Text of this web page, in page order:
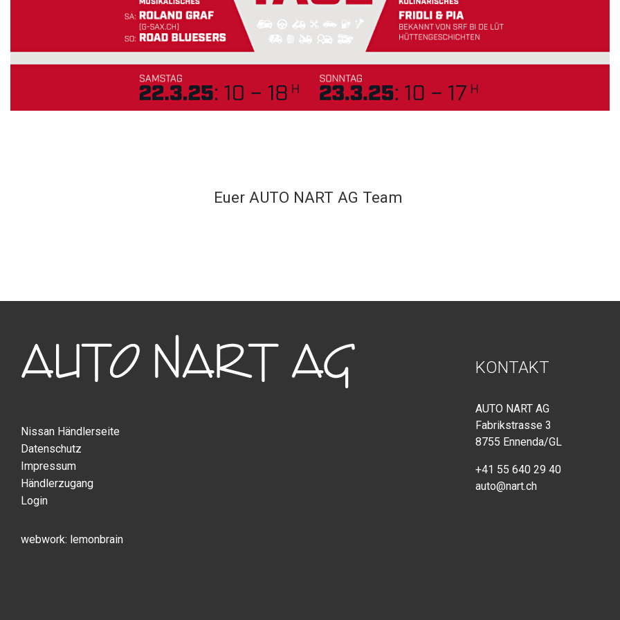
Euer AUTO NART AG Team
Nissan Händlerseite
Datenschutz
Impressum
Händlerzugang
Login
lemonbrain
KONTAKT
AUTO NART AG
Fabrikstrasse 3
8755 Ennenda/GL
+41 55 640 29 40
auto@nart.ch